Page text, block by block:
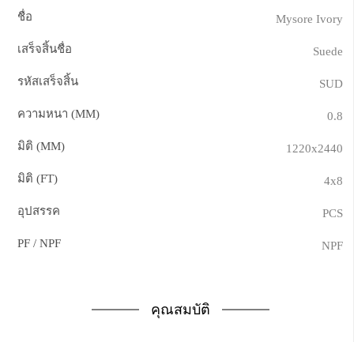
ชื่อ Mysore Ivory
เสร็จสิ้นชื่อ Suede
รหัสเสร็จสิ้น SUD
ความหนา (MM) 0.8
มิติ (MM) 1220x2440
มิติ (FT) 4x8
อุปสรรค PCS
PF / NPF NPF
คุณสมบัติ